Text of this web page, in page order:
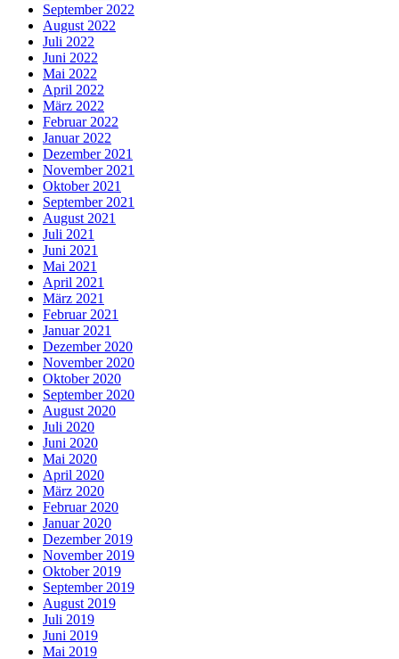
September 2022
August 2022
Juli 2022
Juni 2022
Mai 2022
April 2022
März 2022
Februar 2022
Januar 2022
Dezember 2021
November 2021
Oktober 2021
September 2021
August 2021
Juli 2021
Juni 2021
Mai 2021
April 2021
März 2021
Februar 2021
Januar 2021
Dezember 2020
November 2020
Oktober 2020
September 2020
August 2020
Juli 2020
Juni 2020
Mai 2020
April 2020
März 2020
Februar 2020
Januar 2020
Dezember 2019
November 2019
Oktober 2019
September 2019
August 2019
Juli 2019
Juni 2019
Mai 2019